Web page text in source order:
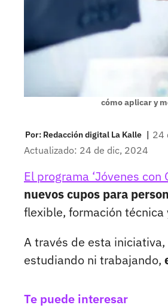
cómo aplicar y
Por: Redacción digital La Kalle | 24
Actualizado: 24 de dic, 2024
El programa ‘Jóvenes
nuevos cupos para
flexible, formación
A través de esta
estudiando ni trabajando,
Te puede interesar